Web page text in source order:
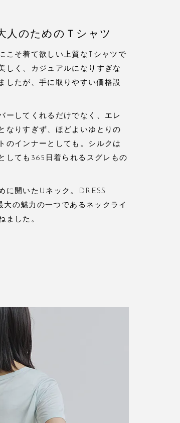
人のためのＴシャツ
こそ着て欲しい上質なTシャツで
しく、カジュアルになりすぎな
したが、手に取りやすい価格設
ーしてくれるだけでなく、エレ
なりすぎず、ほどよいゆとりの
のインナーとしても。シルクは
しても365日着られるスグレもの
に開いたUネック。DRESS
の魅力の一つであるネックライ
ました。